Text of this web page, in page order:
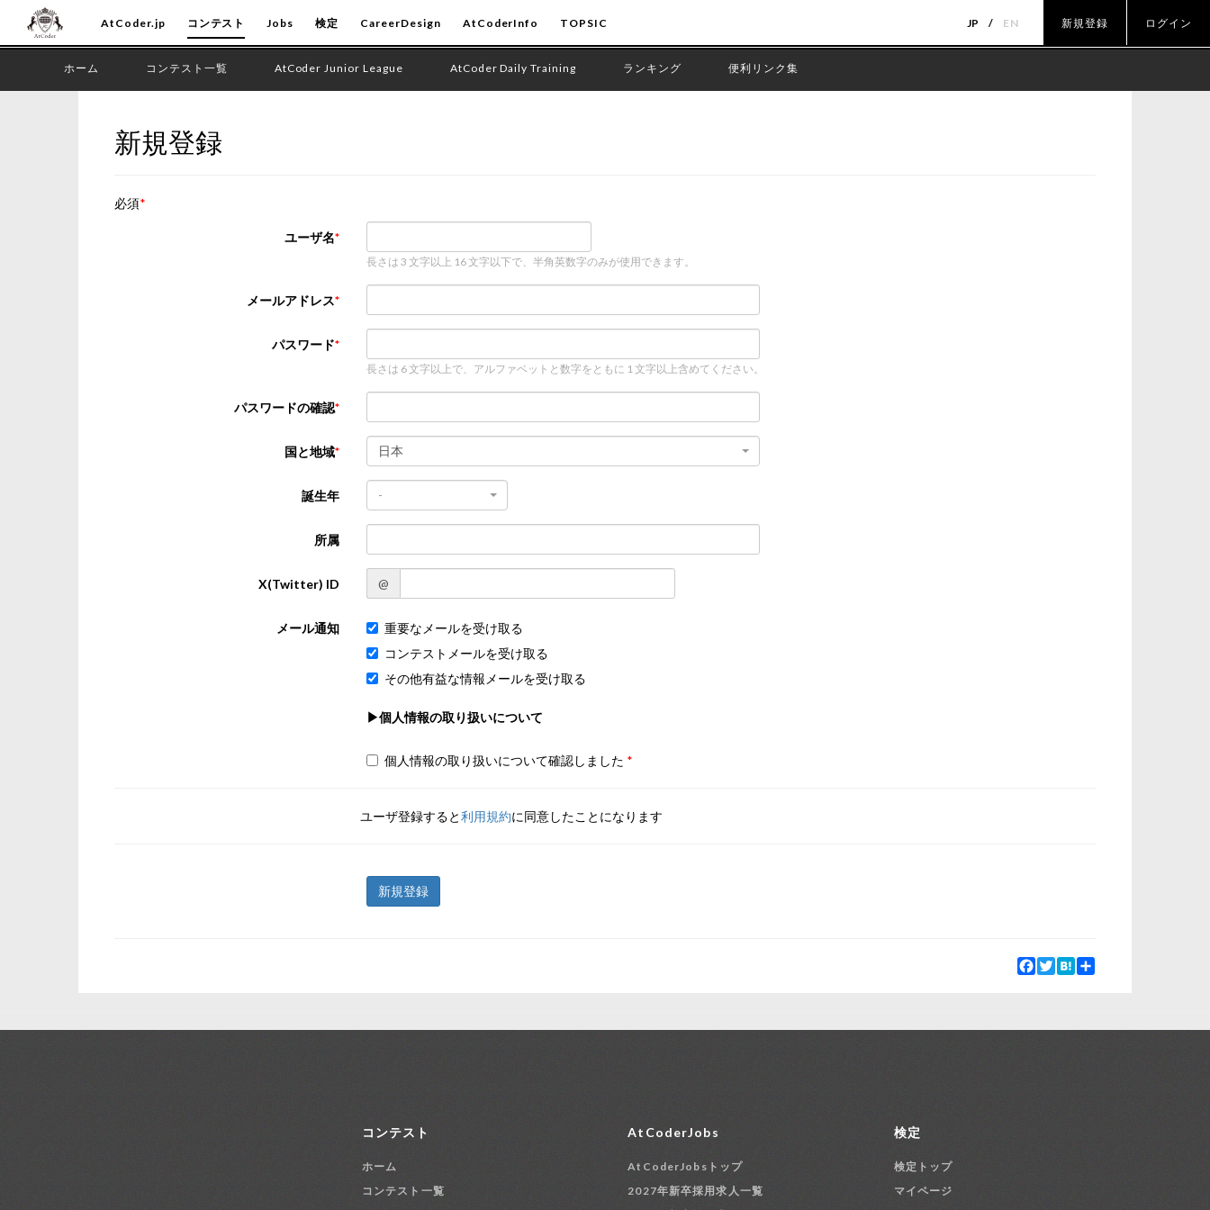
AtCoder.jp コンテスト Jobs 検定 CareerDesign AtCoderInfo TOPSIC JP EN 新規登録 ログイン
ホーム コンテスト一覧 AtCoder Junior League AtCoder Daily Training ランキング 便利リンク集
新規登録
必須
ユーザ名
長さは 3 文字以上 16 文字以下で、半角英数字のみが使用できます。
メールアドレス
パスワード
長さは 6 文字以上で、アルファベットと数字をともに 1 文字以上含めてください。
パスワードの確認
国と地域 日本
誕生年 -
所属
X(Twitter) ID @
メール通知
重要なメールを受け取る
コンテストメールを受け取る
その他有益な情報メールを受け取る
▶個人情報の取り扱いについて
個人情報の取り扱いについて確認しました
ユーザ登録すると利用規約に同意したことになります
新規登録
Facebook
Twitter
Hatena
コンテスト
ホーム
コンテスト一覧
AtCoderJobs
AtCoderJobsトップ
2027年新卒採用求人一覧
検定
検定トップ
マイページ